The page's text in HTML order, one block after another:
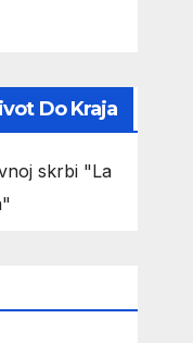
Do Kraja
skrbi "La